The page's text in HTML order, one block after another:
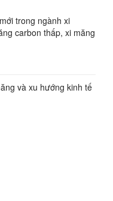
trong ngành xi
carbon thấp, xi măng
và xu hướng kinh tế